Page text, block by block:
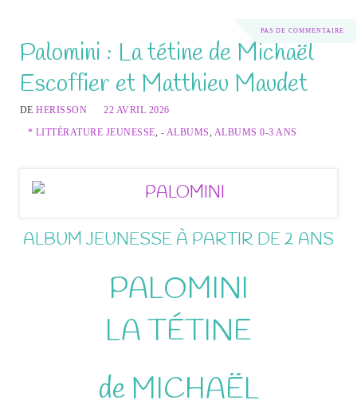
PAS DE COMMENTAIRE
Palomini : La tétine de Michaël
Escoffier et Matthieu Maudet
DEHERISSON
22 AVRIL 2026
* LITTÉRATURE JEUNESSE, - ALBUMS, ALBUMS 0-3 ANS
ALBUM JEUNESSE À PARTIR DE 2 ANS
PALOMINI
LA TÉTINE
de MICHAËL